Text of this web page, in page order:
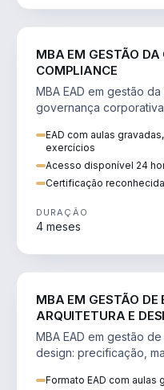
MBA EM GESTÃO DA
COMPLIANCE
MBA EAD em gestão
governança
EAD com aulas
exercícios
Acesso disponível 24
Certificação
DURAÇÃO
4 meses
MBA EM GESTÃO DE
ARQUITETURA E
MBA EAD em gestão
design: precificação,
Formato EAD com aulas